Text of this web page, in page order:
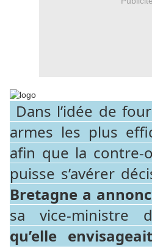
Dans l’idée de
armes les plus
afin que la contre-
puisse s’avérer
Bretagne a
sa vice-ministre
qu’elle